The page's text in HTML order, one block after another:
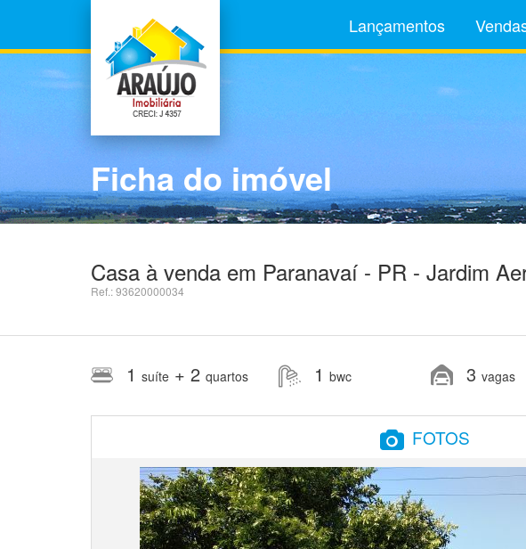
Lançamentos
Ficha do imóvel
Casa à venda em Paranavaí - PR - Jardim
Ref.: 93620000034
1 suíte + 2 quartos 1 bwc 3 vagas
FOTOS